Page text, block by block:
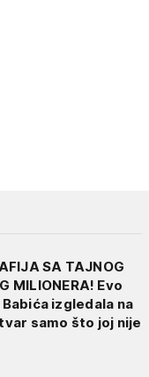
SA TAJNOG
MILIONERA! Evo
izgledala na
samo što joj nije